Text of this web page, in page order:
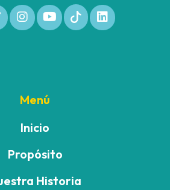
Menú
Inicio
Propósito
Historia